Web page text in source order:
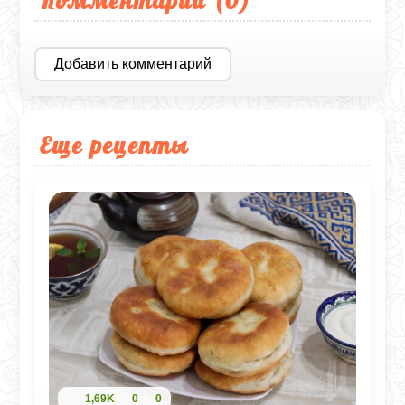
Добавить комментарий
Еще рецепты
1,69K 0 0